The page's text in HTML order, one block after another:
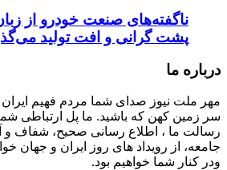
ناگفته‌های صنعت خودرو از
پشت گرانی و افت تولید
درباره ما
مهر ملت نیوز صدای شما مردم فهیم
سر زمین کهن که باشید. ما پل ارتباطی
رسالت ما ، اطلاع رسانی صحیح، شفاف و
جامعه، از رویداد های روز ایران و جهان
ودر کنار شما خواهیم بود.